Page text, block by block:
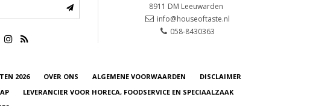
8911 DM Leeuwarden
info@houseoftaste.nl
058-8430363
2026 OVER ONS ALGEMENE VOORWAARDEN
DISCLAIMER
LEVERANCIER VOOR HORECA, FOODSERVICE EN SPECIAALZAAK